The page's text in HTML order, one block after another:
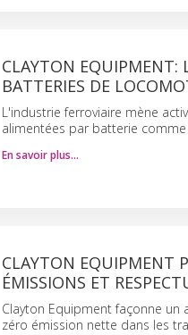
CLAYTON EQUIPMENT:
BATTERIES DE
L'industrie ferroviaire mène
alimentées par batterie
En savoir plus…
CLAYTON EQUIPMENT
ÉMISSIONS ET
Clayton Equipment façonne
zéro émission nette dans les